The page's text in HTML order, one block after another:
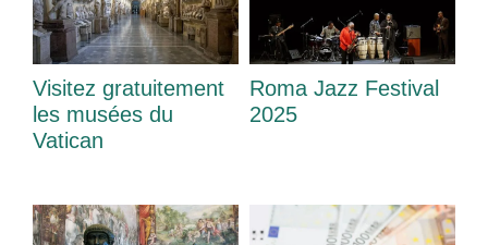
Visitez gratuitement
les musées du
Vatican
Roma Jazz Festival
2025